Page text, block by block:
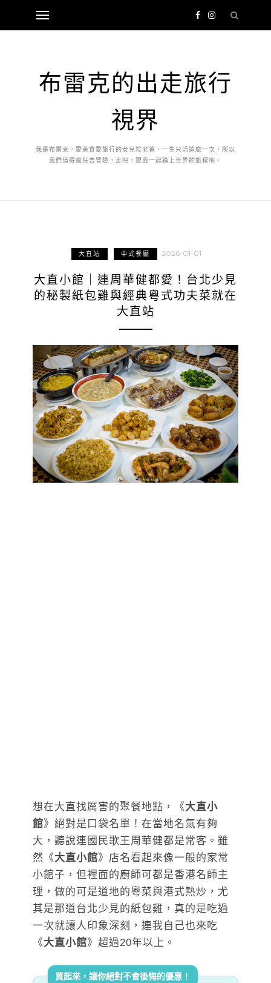
布雷克的出走旅行
視界
我是布雷克，愛美食愛旅行的女兒控老爸，一生只活這麼一次，所以
我們值得瘋狂去冒險，走吧，跟我一起踏上世界的旅程吧。
大直站 中式餐廳 2026-01-01
大直小館｜連周華健都愛！台北少見
的秘製紙包雞與經典粵式功夫菜就在
大直站
想在大直找厲害的聚餐地點，《大直小
館》絕對是口袋名單！在當地名氣有夠
大，聽說連國民歌王周華健都是常客。雖
然《大直小館》店名看起來像一般的家常
小館子，但裡面的廚師可都是香港名師主
理，做的可是道地的粵菜與港式熱炒，尤
其是那道台北少見的紙包雞，真的是吃過
一次就讓人印象深刻，連我自己也來吃
《大直小館》超過20年以上。
買起來，讓你絕對不會後悔的優惠！